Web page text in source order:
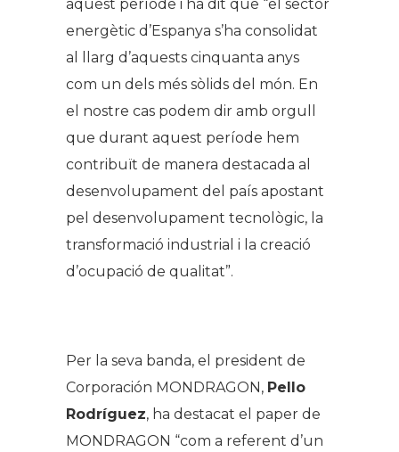
aquest període i ha dit que “el sector
energètic d’Espanya s’ha consolidat
al llarg d’aquests cinquanta anys
com un dels més sòlids del món. En
el nostre cas podem dir amb orgull
que durant aquest període hem
contribuït de manera destacada al
desenvolupament del país apostant
pel desenvolupament tecnològic, la
transformació industrial i la creació
d’ocupació de qualitat”.
Per la seva banda, el president de
Corporación MONDRAGON, Pello
Rodríguez, ha destacat el paper de
MONDRAGON “com a referent d’un